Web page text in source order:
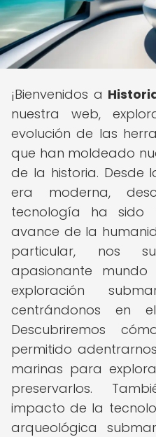
¡Bienvenidos a
nuestra web,
evolución de las
que han moldeado
de la historia. Desde
era moderna,
tecnología ha sido
avance de la
particular, nos
apasionante
exploración
centrándonos en
Descubriremos
permitido
marinas para
preservarlos.
impacto de la
arqueológica